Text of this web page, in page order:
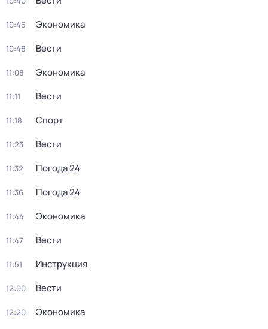
10:45 Экономика
10:48 Вести
11:08 Экономика
11:11 Вести
11:18 Спорт
11:23 Вести
11:32 Погода 24
11:36 Погода 24
11:44 Экономика
11:47 Вести
11:51 Инструкция
12:00 Вести
12:20 Экономика